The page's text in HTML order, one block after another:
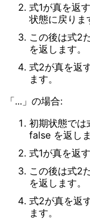
式1が真を返
状態に戻りま
この後は式2
を返します。
式2が真を返
ます。
「...」の場合:
初期状態では
false を返しま
式1が真を返
この後は式2
を返します。
式2が真を返
ます。